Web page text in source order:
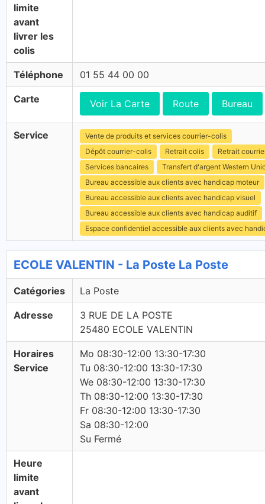
limite
avant
livrer les
colis
Téléphone 01 55 44 00 00
Carte Voir La Carte Route Bureau
Service
Vente de produits et services courrier-colis
Dépôt courrier-colis
Retrait colis
Retrait
Services bancaires
Transfert d'argent Western
Bureau accessible aux clients avec handicap moteur
Bureau accessible aux clients avec handicap visuel
Bureau accessible aux clients avec handicap auditif
Espace confidentiel accessible aux clients avec
ECOLE VALENTIN - La Poste La Poste
Catégories La Poste
Adresse
3 RUE DE LA POSTE
25480 ECOLE VALENTIN
Horaires
Service
Mo 08:30-12:00 13:30-17:30
Tu 08:30-12:00 13:30-17:30
We 08:30-12:00 13:30-17:30
Th 08:30-12:00 13:30-17:30
Fr 08:30-12:00 13:30-17:30
Sa 08:30-12:00
Su Fermé
Heure
limite
avant